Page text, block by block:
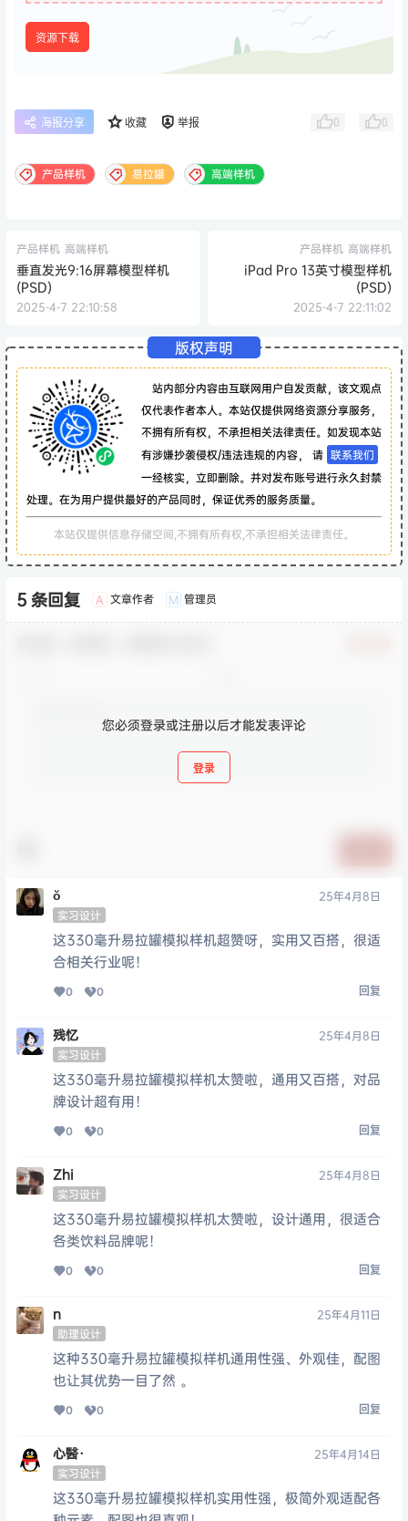
资源下载
海报分享 收藏 举报 0 0
产品样机 易拉罐 高端样机
产品样机 高端样机
垂直发光9:16屏幕模型样机
(PSD)
2025-4-7 22:10:58
产品样机 高端样机
iPad Pro 13英寸模型样机
(PSD)
2025-4-7 22:11:02
版权声明
站内部分内容由互联网用户自发贡献，该文观点
仅代表作者本人。本站仅提供网络资源分享服务，
不拥有所有权，不承担相关法律责任。如发现本站
有涉嫌抄袭侵权/违法违规的内容， 请 联系我们
一经核实，立即删除。并对发布账号进行永久封禁
处理。在为用户提供最好的产品同时，保证优秀的服务质量。
本站仅提供信息存储空间,不拥有所有权,不承担相关法律责任。
5 条回复 A 文章作者 M 管理员
您必须登录或注册以后才能发表评论
登录
ŏ
实习设计
25年4月8日
这330毫升易拉罐模拟样机超赞呀，实用又百搭，很适
合相关行业呢！
0 0 回复
残忆
实习设计
25年4月8日
这330毫升易拉罐模拟样机太赞啦，通用又百搭，对品
牌设计超有用！
0 0 回复
Zhi
实习设计
25年4月8日
这330毫升易拉罐模拟样机太赞啦，设计通用，很适合
各类饮料品牌呢！
0 0 回复
n
助理设计
25年4月11日
这种330毫升易拉罐模拟样机通用性强、外观佳，配图
也让其优势一目了然 。
0 0 回复
心醫·
实习设计
25年4月14日
这330毫升易拉罐模拟样机实用性强，极简外观适配各